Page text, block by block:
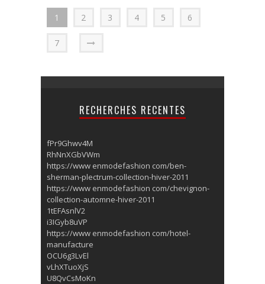
1 2 3 4 5 6
7
RECHERCHES RECENTES
fPr9Ghwv4M
RhNnXGbVWm
https://www enmodefashion com/ben-
sherman-plectrum-collection-hiver-2011
https://www enmodefashion com/chevignon-
collection-automne-hiver-2011
1tEFAsnlV2
i3IGyb8uVP
https://www enmodefashion com/hotel-
manufacture
OCU6g3LvEl
vLhXTuoXjS
U8QvCsMoKn